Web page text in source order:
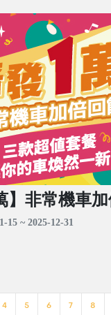
】非常機車
15 ~ 2025-12-31
4 5 6 7 8